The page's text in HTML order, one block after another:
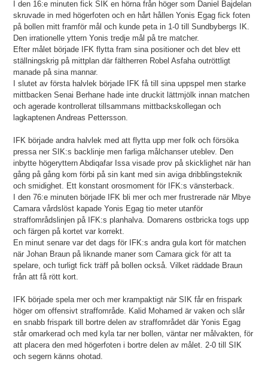
I den 16:e minuten fick SIK en hörna från höger som Daniel Bajdelan
skruvade in med högerfoten och en hårt hållen Yonis Egag fick foten
på bollen mitt framför mål och kunde peta in 1-0 till Sundbybergs IK.
Den irrationelle yttern Yonis tredje mål på tre matcher.
Efter målet började IFK flytta fram sina positioner och det blev ett
ställningskrig på mittplan där fältherren Robel Asfaha outröttligt
manade på sina mannar.
I slutet av första halvlek började IFK få till sina uppspel men starke
mittbacken Senai Berhane hade inte druckit lättmjölk innan matchen
och agerade kontrollerat tillsammans mittbackskollegan och
lagkaptenen Andreas Pettersson.
IFK började andra halvlek med att flytta upp mer folk och försöka
pressa ner SIK:s backlinje men farliga målchanser uteblev. Den
inbytte högeryttern Abdiqafar Issa visade prov på skicklighet när han
gång på gång kom förbi på sin kant med sin aviga dribblingsteknik
och smidighet. Ett konstant orosmoment för IFK:s vänsterback.
I den 76:e minuten började IFK bli mer och mer frustrerade när Mbye
Camara vårdslöst kapade Yonis Egag tio meter utanför
straffområdslinjen på IFK:s planhalva. Domarens ostbricka togs upp
och färgen på kortet var korrekt.
En minut senare var det dags för IFK:s andra gula kort för matchen
när Johan Braun på liknande maner som Camara gick för att ta
spelare, och turligt fick träff på bollen också. Vilket räddade Braun
från att få rött kort.
IFK började spela mer och mer krampaktigt när SIK får en frispark
höger om offensivt straffområde. Kalid Mohamed är vaken och slår
en snabb frispark till bortre delen av straffområdet där Yonis Egag
står omarkerad och med kyla tar ner bollen, väntar ner målvakten, för
att placera den med högerfoten i bortre delen av målet. 2-0 till SIK
och segern känns ohotad.